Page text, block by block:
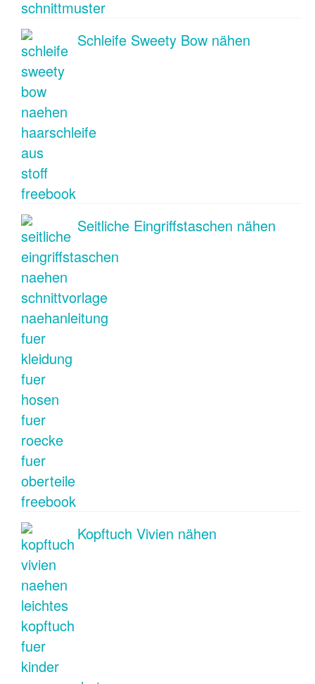
Schleife Sweety Bow nähen
Seitliche Eingriffstaschen nähen
Kopftuch Vivien nähen